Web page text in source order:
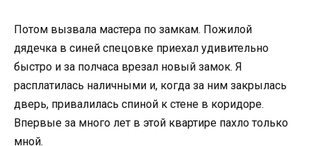
Потом вызвала мастера по замкам. Пожилой
дядечка в синей спецовке приехал удивительно
быстро и за полчаса врезал новый замок. Я
расплатилась наличными и, когда за ним закрылась
дверь, привалилась спиной к стене в коридоре.
Впервые за много лет в этой квартире пахло только
мной.